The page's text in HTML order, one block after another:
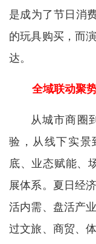
是成为了节日消
的玩具购买，而
达。
全域联动聚
从城市商圈
验，从线下实景
底、业态赋能、
展体系。夏日经
活内需、盘活产
过文旅、商贸、